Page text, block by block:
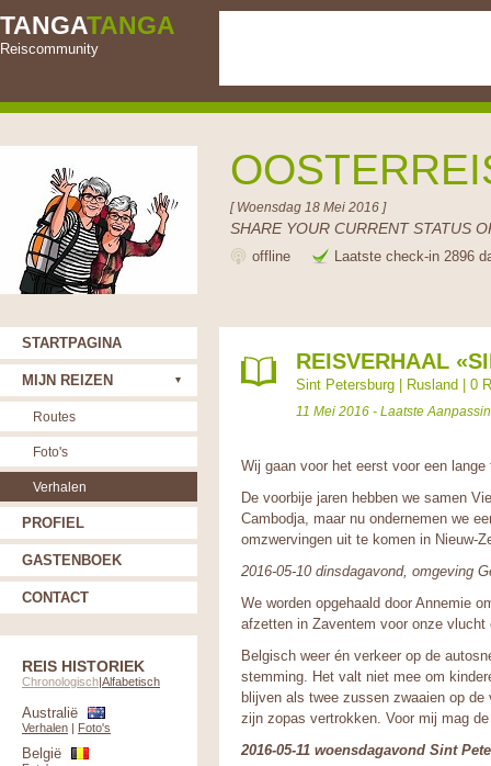
TANGATANGA
Reiscommunity
[ Woensdag 18 Mei 2016 ]
SHARE YOUR CURRENT STATUS
offline Laatste check-in 2896
REISVERHAAL
Sint Petersburg Rusland 0
11 Mei 2016 - Laatste
Wij gaan voor het eerst voor een lange
De voorbije jaren hebben we samen
Cambodja, maar nu ondernemen we
omzwervingen uit te komen in Nieuw-
2016-05-10 dinsdagavond, omgeving
We worden opgehaald door Annemie
afzetten in Zaventem voor onze
Belgisch weer én verkeer op de
stemming. Het valt niet mee om
blijven als twee zussen zwaaien op
zijn zopas vertrokken. Voor mij mag
2016-05-11 woensdagavond Sint
STARTPAGINA
MIJN REIZEN
Routes
Foto's
Verhalen
PROFIEL
GASTENBOEK
CONTACT
REIS HISTORIEK
Chronologisch|Alfabetisch
Australië
Verhalen | Foto's
België